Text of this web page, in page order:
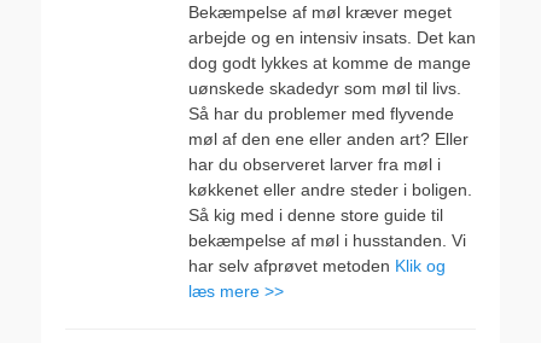
Bekæmpelse af møl kræver meget
arbejde og en intensiv insats. Det kan
dog godt lykkes at komme de mange
uønskede skadedyr som møl til livs.
Så har du problemer med flyvende
møl af den ene eller anden art? Eller
har du observeret larver fra møl i
køkkenet eller andre steder i boligen.
Så kig med i denne store guide til
bekæmpelse af møl i husstanden. Vi
har selv afprøvet metoden Klik og
læs mere >>